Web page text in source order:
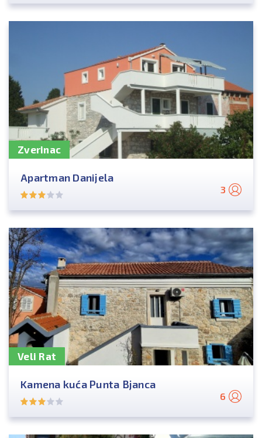
Zverinac
Apartman Danijela
3
Veli Rat
Kamena kuća Punta Bjanca
6